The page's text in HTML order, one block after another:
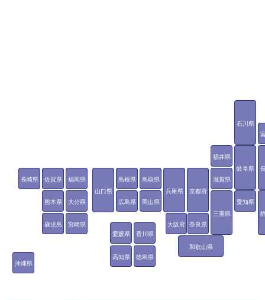
石川県
福井県
岐阜県
愛知県
三重県
滋賀県
京都府
大阪府
兵庫県
奈良県
和歌山県
鳥取県
島根県
岡山県
広島県
山口県
徳島県
香川県
愛媛県
高知県
福岡県
佐賀県
長崎県
熊本県 大分県
宮崎県
鹿児島
沖縄県